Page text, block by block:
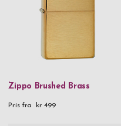
Zippo Brushed Brass
Pris fra kr 499